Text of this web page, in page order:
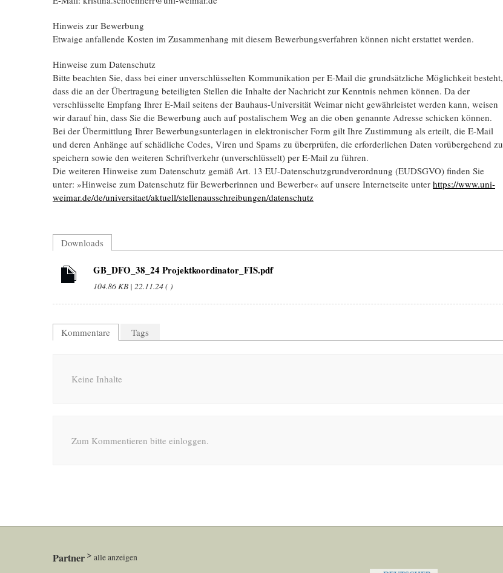
Hinweis zur Bewerbung
Etwaige anfallende Kosten im Zusammenhang mit diesem Bewerbungsverfahren können nicht erstattet werden.
Hinweise zum Datenschutz
Bitte beachten Sie, dass bei einer unverschlüsselten Kommunikation per E-Mail die grundsätzliche Mög­lichkeit besteht,
dass die an der Übertragung beteiligten Stellen die Inhalte der Nachricht zur Kenntnis nehmen können. Da der
verschlüsselte Empfang Ihrer E-Mail seitens der Bauhaus-Universität Weimar nicht gewährleistet werden kann, weisen
wir darauf hin, dass Sie die Bewerbung auch auf postalischem Weg an die oben genannte Adresse schicken können.
Bei der Übermittlung Ihrer Bewerbungsunterlagen in elektronischer Form gilt Ihre Zustimmung als erteilt, die E-Mail
und deren Anhänge auf schädliche Codes, Viren und Spams zu überprüfen, die er­forderlichen Daten vorübergehend zu
speichern sowie den weiteren Schriftverkehr (unverschlüsselt) per E-Mail zu führen.
Die weiteren Hinweise zum Datenschutz gemäß Art. 13 EU-Datenschutzgrundverordnung (EUDSGVO) finden Sie
unter: »Hinweise zum Datenschutz für Bewerberinnen und Bewerber« auf unsere Internetseite unter https://www.uni-
weimar.de/de/universitaet/aktuell/stellenausschreibungen/datenschutz
Downloads
GB_DFO_38_24 Projektkoordinator_FIS.pdf
104.86 KB | 22.11.24 ( )
Kommentare Tags
Keine Inhalte
Zum Kommentieren bitte einloggen.
Partner alle anzeigen